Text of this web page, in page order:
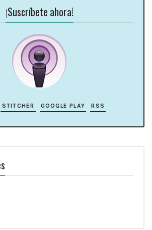
¡Suscríbete ahora!
STITCHER GOOGLE PLAY RSS